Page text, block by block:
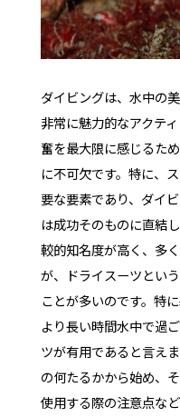
ダイビングは、水中の
非常に魅力的なアクテ
奮を最大限に感じるた
に不可欠です。特に、
要な要素であり、ダイ
は成功そのものに直結
較的知名度が高く、多
が、ドライスーツとい
ことが多いのです。特
より長い時間水中で過
ツが有用であると言え
の何たるかから始め、
使用する際の注意点な